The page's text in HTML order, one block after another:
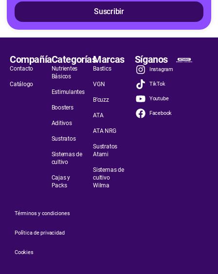
Suscribir
Compañía
Contacto
Catálogo
Categorías
Nutrientes
Básicos
Estimulantes
Boosters
Aditivos
Sustratos
Sistemas de
cultivo
Cajas y
Packs
Marcas
Bastics
VGN
B’cuzz
ATA
ATA NRG
Sustratos
Atami
Sistemas de
cultivo
Wilma
Síganos
Instagram
TikTok
Youtube
Facebook
Términos y condiciones
Política de privacidad
Cookies